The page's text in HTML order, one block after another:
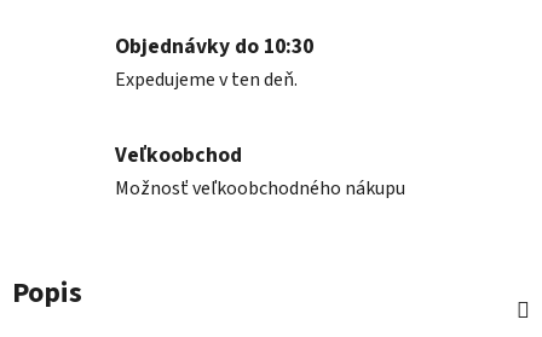
Objednávky do 10:30
Expedujeme v ten deň.
Veľkoobchod
Možnosť veľkoobchodného nákupu
Popis